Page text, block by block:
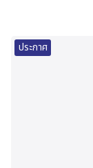
ประกาศ